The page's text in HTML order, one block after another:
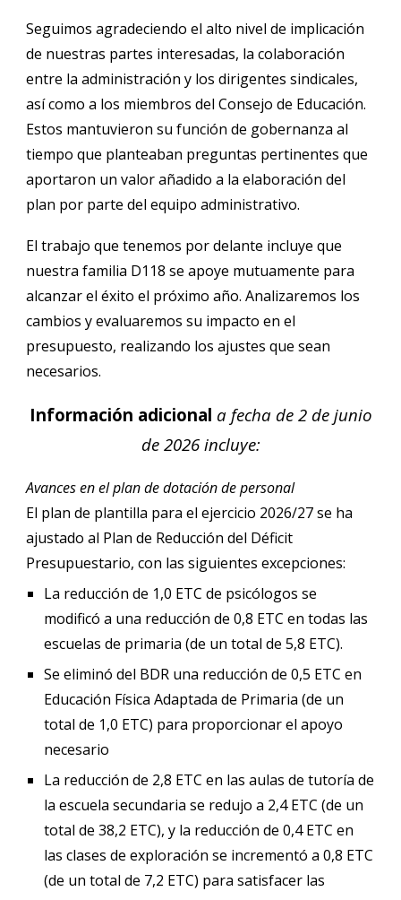
Seguimos agradeciendo el alto nivel de implicación
de nuestras partes interesadas, la colaboración
entre la administración y los dirigentes sindicales,
así como a los miembros del Consejo de Educación.
Estos mantuvieron su función de gobernanza al
tiempo que planteaban preguntas pertinentes que
aportaron un valor añadido a la elaboración del
plan por parte del equipo administrativo.
El trabajo que tenemos por delante incluye que
nuestra familia D118 se apoye mutuamente para
alcanzar el éxito el próximo año. Analizaremos los
cambios y evaluaremos su impacto en el
presupuesto, realizando los ajustes que sean
necesarios.
Información adicional a fecha de 2 de junio
de 2026 incluye:
Avances en el plan de dotación de personal
El plan de plantilla para el ejercicio 2026/27 se ha
ajustado al Plan de Reducción del Déficit
Presupuestario, con las siguientes excepciones:
La reducción de 1,0 ETC de psicólogos se
modificó a una reducción de 0,8 ETC en todas las
escuelas de primaria (de un total de 5,8 ETC).
Se eliminó del BDR una reducción de 0,5 ETC en
Educación Física Adaptada de Primaria (de un
total de 1,0 ETC) para proporcionar el apoyo
necesario
La reducción de 2,8 ETC en las aulas de tutoría de
la escuela secundaria se redujo a 2,4 ETC (de un
total de 38,2 ETC), y la reducción de 0,4 ETC en
las clases de exploración se incrementó a 0,8 ETC
(de un total de 7,2 ETC) para satisfacer las